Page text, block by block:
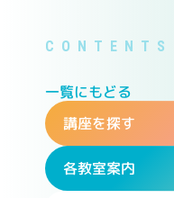
一覧にもどる
講座を探す
各教室案内